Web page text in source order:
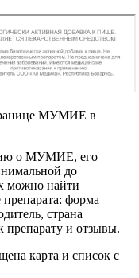
МУМИЕ в
о МУМИЕ, его
до
можно найти
форма
страна
препарату и отзывы.
карта и список с